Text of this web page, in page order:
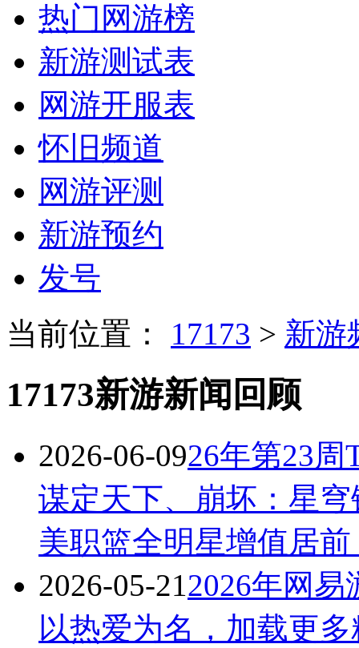
热门网游榜
新游测试表
网游开服表
怀旧频道
网游评测
新游预约
发号
当前位置： 17173 > 新游
17173新游新闻回顾
2026-06-0926年第23周
谋定天下、崩坏：星
美职篮全明星增值居前
2026-05-212026年网易
以热爱为名，加载更